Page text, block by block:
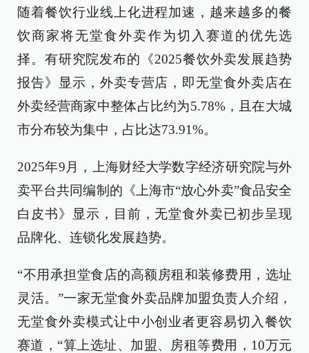
随着餐饮行业线上化进程加速，越来越多的餐
饮商家将无堂食外卖作为切入赛道的优先选
择。有研究院发布的《2025餐饮外卖发展趋势
报告》显示，外卖专营店，即无堂食外卖店在
外卖经营商家中整体占比约为5.78%，且在大城
市分布较为集中，占比达73.91%。
2025年9月，上海财经大学数字经济研究院与外
卖平台共同编制的《上海市“放心外卖”食品安全
白皮书》显示，目前，无堂食外卖已初步呈现
品牌化、连锁化发展趋势。
“不用承担堂食店的高额房租和装修费用，选址
灵活。”一家无堂食外卖品牌加盟负责人介绍，
无堂食外卖模式让中小创业者更容易切入餐饮
赛道，“算上选址、加盟、房租等费用，10万元